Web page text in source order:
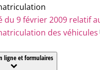
du 9 février 2009 relatif
des véhicules
ligne et formulaires